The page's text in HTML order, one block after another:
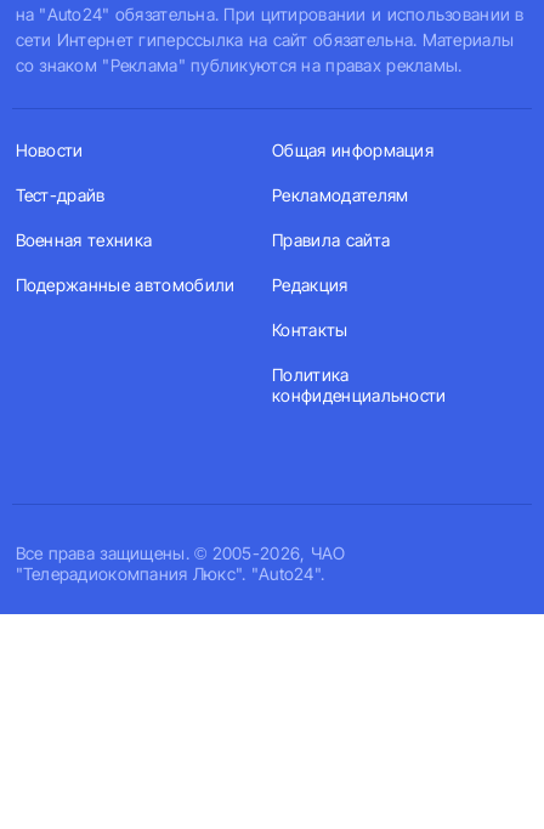
на "Auto24" обязательна. При цитировании и использовании в
сети Интернет гиперссылка на сайт обязательна. Материалы
со знаком "Реклама" публикуются на правах рекламы.
Все права защищены. © 2005-2026, ЧАО
"Телерадиокомпания Люкс". "Auto24".
Новости
Тест-драйв
Военная техника
Подержанные автомобили
Общая информация
Рекламодателям
Правила сайта
Редакция
Контакты
Политика
конфиденциальности